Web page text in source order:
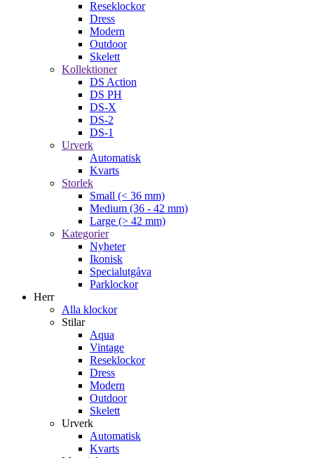
Reseklockor
Dress
Modern
Outdoor
Skelett
Kollektioner
DS Action
DS PH
DS-X
DS-2
DS-1
Urverk
Automatisk
Kvarts
Storlek
Small (< 36 mm)
Medium (36 - 42 mm)
Large (> 42 mm)
Kategorier
Nyheter
Ikonisk
Specialutgåva
Parklockor
Herr
Alla klockor
Stilar
Aqua
Vintage
Reseklockor
Dress
Modern
Outdoor
Skelett
Urverk
Automatisk
Kvarts